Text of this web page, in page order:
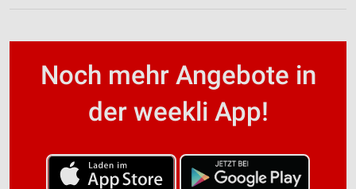
Noch mehr Angebote in
der weekli App!